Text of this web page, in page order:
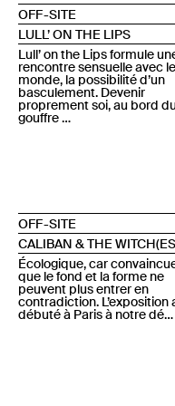
OFF-SITE
LULL’ ON THE LIPS
Lull’ on the Lips formule
rencontre sensuelle avec le
monde, la possibilité d’un
basculement. Devenir
proprement soi, au bord
gouffre …
OFF-SITE
CALIBAN & THE
Écologique, car
que le fond et la forme ne
peuvent plus entrer en
contradiction. L’exposition
débuté à Paris à notre dé…